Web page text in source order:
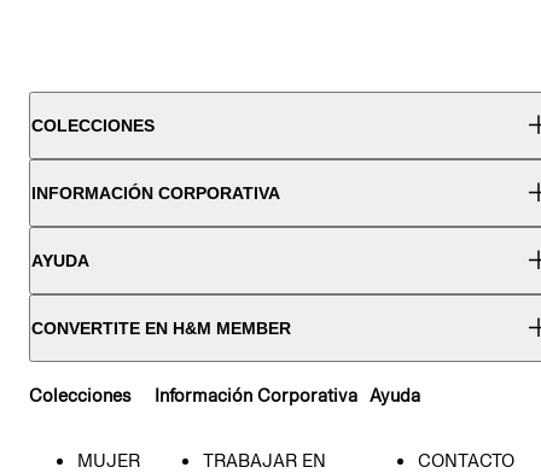
COLECCIONES
INFORMACIÓN CORPORATIVA
AYUDA
CONVERTITE EN H&M MEMBER
Colecciones
MUJER
Información Corporativa
TRABAJAR EN
Ayuda
CONTACTO